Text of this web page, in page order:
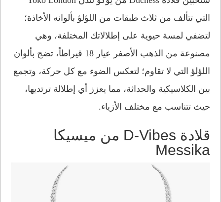
التي تتألف من ثلاث طبقات من اللؤلؤ بألوانه الأخاذة؛
لتضفي لمسة حيوية على إطلالاتك المختلفة، وهي
مصنوعة من الذهب الأصفر عيار 18 قيراطاً، تضج بألوان
اللؤلؤ التي لا تقاوم؛ لتعكس الضوء مع كل حركة، وتجمع
بين الكلاسيكية والحداثة، مما يعزز أي إطلالة ترتديها،
حيث تتناسب مع مختلف الأزياء.
قلادة D-Vibes من ميسيكا
Messika